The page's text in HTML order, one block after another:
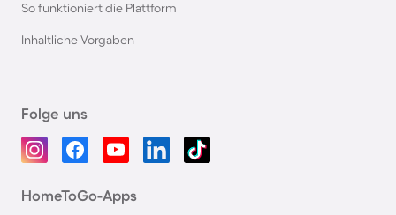
So funktioniert die Plattform
Inhaltliche Vorgaben
Folge uns
HomeToGo-Apps